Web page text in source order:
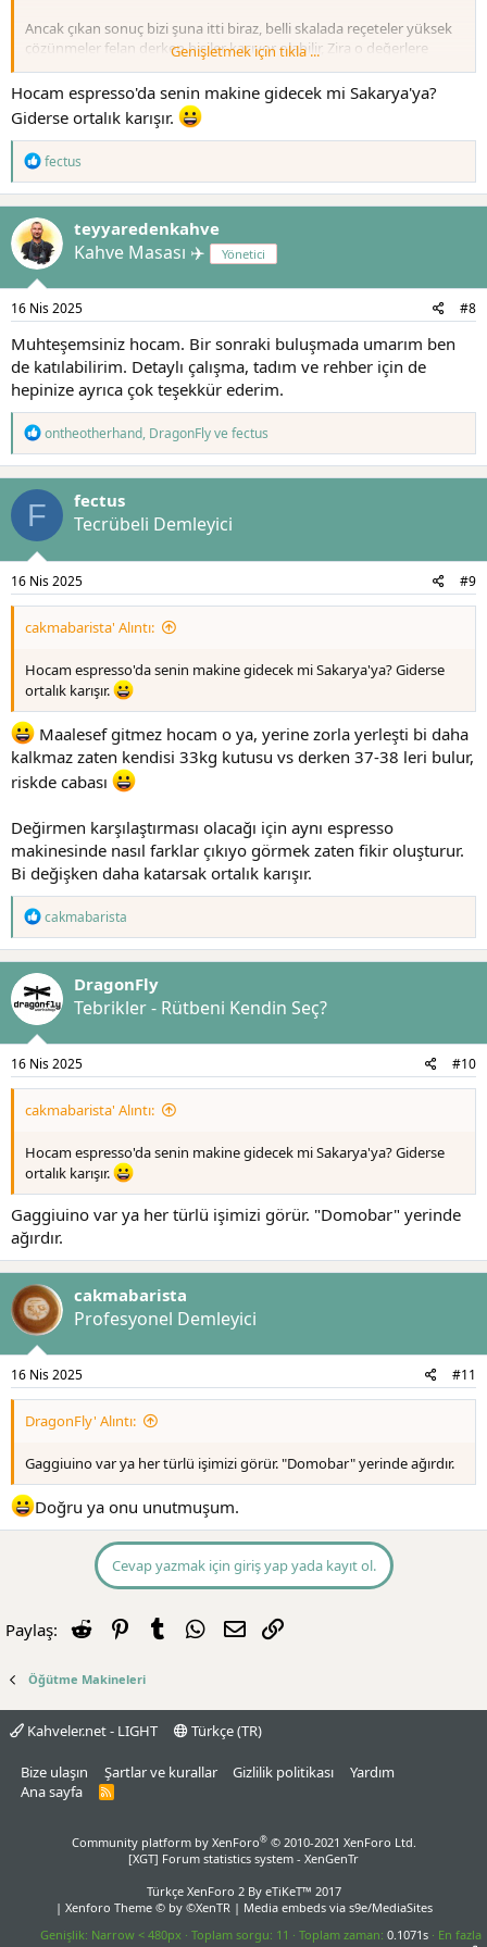
Ancak çıkan sonuç bizi şuna itti biraz, belli skalada reçeteler yüksek
çözünmeler felan derken bişiler kaçıyor olabilir, Zira o değerlere
rağmen çok keyfli içimi olan after taste yüksek bi kahve içtik.
Ondan sonra ben filtre işini beceremiyorum diye son kahveyi
demlemedim zaten
Su kesinlikle etkili sonuçlarda. Bende evde filtre yaparken algılanan
böyle ayrisimlar biraz daha zayif oluyor hazir su ile.
Espresso Seansını iple çekiyorum, asıl merak ettiğim orası, cok
gecikmeden yapalim
@DragonFly
Genişletmek için tıkla ...
Hocam espresso'da senin makine gidecek mi Sakarya'ya?
Giderse ortalık karışır.
T
p
k
i
l
e
r
fectus
teyyaredenkahve
Kahve Masası ✈️ Yönetici
16 Nis 2025 #8
Muhteşemsiniz hocam. Bir sonraki buluşmada umarım ben
de katılabilirim. Detaylı çalışma, tadım ve rehber için de
hepinize ayrıca çok teşekkür ederim.
T
e
p
k
i
l
e
r
ontheotherhand, DragonFlyve fectus
F fectus
Tecrübeli Demleyici
16 Nis 2025 #9
cakmabarista' Alıntı:
Hocam espresso'da senin makine gidecek mi Sakarya'ya? Giderse
ortalık karışır.
Maalesef gitmez hocam o ya, yerine zorla yerleşti bi daha
kalkmaz zaten kendisi 33kg kutusu vs derken 37-38 leri bulur,
riskde cabası
Değirmen karşılaştırması olacağı için aynı espresso
makinesinde nasıl farklar çıkıyo görmek zaten fikir oluşturur.
Bi değişken daha katarsak ortalık karışır.
T
p
k
i
l
e
r
cakmabarista
DragonFly
Tebrikler - Rütbeni Kendin Seç?
16 Nis 2025 #10
cakmabarista' Alıntı:
Hocam espresso'da senin makine gidecek mi Sakarya'ya? Giderse
ortalık karışır.
Gaggiuino var ya her türlü işimizi görür. "Domobar" yerinde
ağırdır.
cakmabarista
Profesyonel Demleyici
16 Nis 2025 #11
DragonFly' Alıntı:
Gaggiuino var ya her türlü işimizi görür. "Domobar" yerinde ağırdır.
Doğru ya onu unutmuşum.
Cevap yazmak için giriş yap yada kayıt ol.
Paylaş: Reddit PinterestTumblrWhatsApp
E-posta
Öğütme Makineleri
Kahveler.net - LIGHT Türkçe (TR)
Bize ulaşın Şartlar ve kurallar Gizlilik politikası
Yardım
Ana sayfa
R
Community platform by XenForo® © 2010-2021 XenForo Ltd.
[XGT] Forum statistics system - XenGenTr
Türkçe XenForo 2By eTiKeT™ 2017
| Xenforo Theme© by ©XenTR| Media embeds via s9e/MediaSites
Genişlik
Toplam sorgu 11 Toplam zaman 0.1071s
En fazla